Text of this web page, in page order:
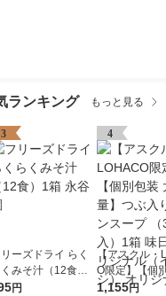
ランキング もっと見る
3
ーズドライ らく
くみそ汁（12食）1
永谷園
円
4
【アスクル・
O限定】【個
容量】つぶ入
1,155円